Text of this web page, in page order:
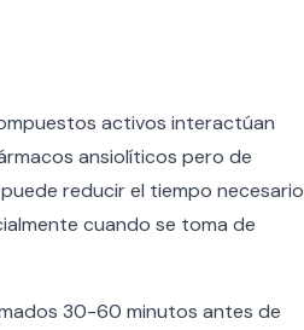
activos interactúan
ansiolíticos pero de
reducir el tiempo necesario
cuando se toma de
30-60 minutos antes de